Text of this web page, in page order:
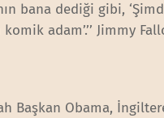
bana dediği gibi,
komik adam’.’’ Jimmy
Başkan Obama,